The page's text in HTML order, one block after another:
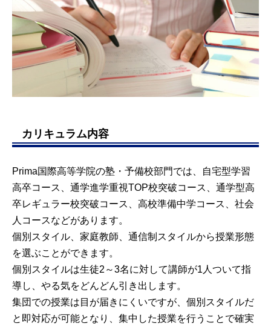
カリキュラム内容
Prima国際高等学院の塾・予備校部門では、自宅型学習
高卒コース、通学進学重視TOP校突破コース、通学型高
卒レギュラー校突破コース、高校準備中学コース、社会
人コースなどがあります。
個別スタイル、家庭教師、通信制スタイルから授業形態
を選ぶことができます。
個別スタイルは生徒2～3名に対して講師が1人ついて指
導し、やる気をどんどん引き出します。
集団での授業は目が届きにくいですが、個別スタイルだ
と即対応が可能となり、集中した授業を行うことで確実